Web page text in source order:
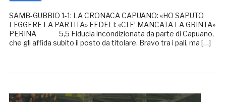
SAMB-GUBBIO 1-1: LA CRONACA CAPUANO: «HO SAPUTO
LEGGERE LA PARTITA» FEDELI: «CI E’ MANCATA LA GRINTA»
PERINA 5,5 Fiducia incondizionata da parte di Capuano,
che gli affida subito il posto da titolare. Bravo tra i pali, ma […]